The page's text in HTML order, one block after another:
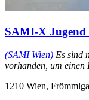
SAMI-X
(SAMI Wien) Es sind
vorhanden, um einen
1210 Wien,